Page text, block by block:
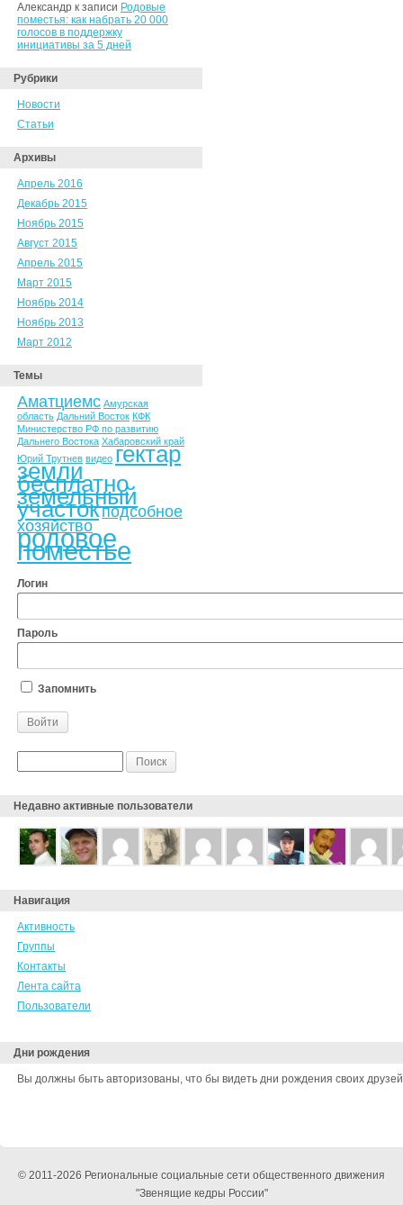
Александр к записи Родовые
поместья: как набрать 20 000
голосов в поддержку
инициативы за 5 дней
Рубрики
Новости
Статьи
Архивы
Апрель 2016
Декабрь 2015
Ноябрь 2015
Август 2015
Апрель 2015
Март 2015
Ноябрь 2014
Ноябрь 2013
Март 2012
Темы
Аматциемс Амурская
область Дальний Восток КФК
Министерство РФ по развитию
Дальнего Востока Хабаровский край
Юрий Трутнев видео гектар
земли
бесплатно
земельный
участокподсобное
хозяйство
родовое
поместье
Логин
Пароль
Запомнить
Недавно активные пользователи
Навигация
Активность
Группы
Контакты
Лента сайта
Пользователи
Дни рождения
Вы должны быть авторизованы, что бы видеть дни рождения своих
© 2011-2026 Региональные социальные сети общественного движения
"Звенящие кедры России"